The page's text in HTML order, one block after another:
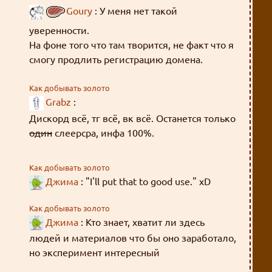
Goury : У меня нет такой
уверенности.
На фоне того что там творится, не факт что я
смогу продлить регистрацию домена.
Так что, скорее всего, останется только
слеерсзипа.
А слеерсра рано или поздно закончится, к
сожалению.
Как добывать золото
Grabz :
Дискорд всё, тг всё, вк всё. Останется только
одинслеерсра, инфа 100%.
Как добывать золото
Джима : "I'll put that to good use." xD
Как добывать золото
Джима : Кто знает, хватит ли здесь
людей и материалов что бы оно заработало,
но эксперимент интересный